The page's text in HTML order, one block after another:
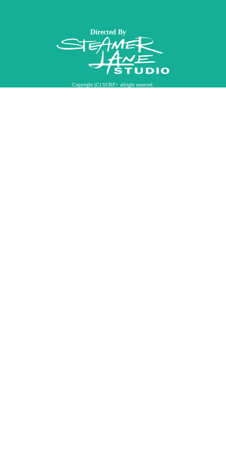
Directed By
Copyright (C) SURF+ allright reserved.